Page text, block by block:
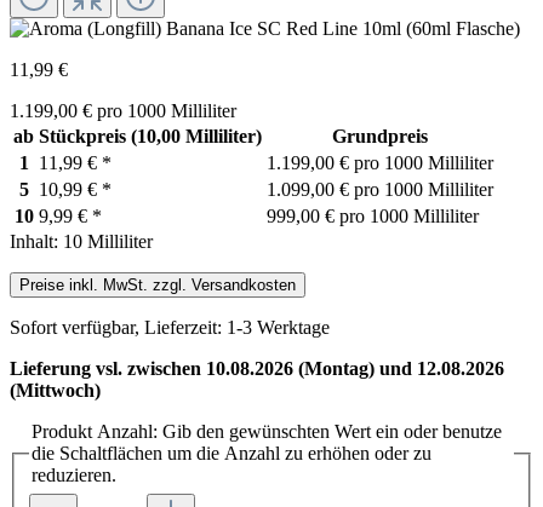
11,99 €
1.199,00 € pro 1000 Milliliter
ab Stückpreis (10,00 Milliliter)
Grundpreis
1
11,99 € *
1.199,00 € pro 1000 Milliliter
5 10,99 € *
1.099,00 € pro 1000 Milliliter
10 9,99 € *
999,00 € pro 1000 Milliliter
Inhalt: 10 Milliliter
Preise inkl. MwSt. zzgl. Versandkosten
Sofort verfügbar, Lieferzeit: 1-3 Werktage
Lieferung vsl. zwischen 10.08.2026 (Montag) und 12.08.2026
(Mittwoch)
Produkt Anzahl: Gib den gewünschten Wert ein oder benutze
die Schaltflächen um die Anzahl zu erhöhen oder zu
reduzieren.